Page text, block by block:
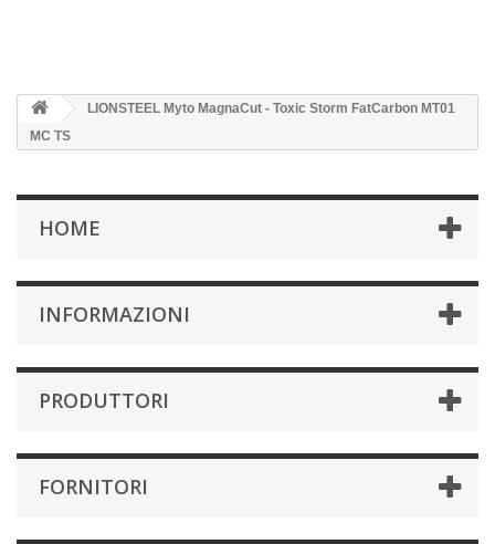
LIONSTEEL Myto MagnaCut - Toxic Storm FatCarbon MT01
MC TS
HOME
INFORMAZIONI
PRODUTTORI
FORNITORI